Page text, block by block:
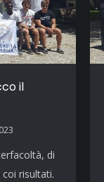
il
di
risultati.